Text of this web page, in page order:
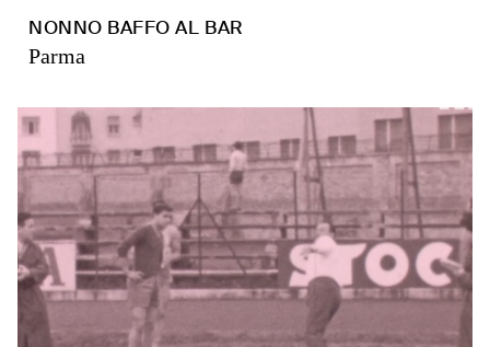
NONNO BAFFO AL BAR
Parma